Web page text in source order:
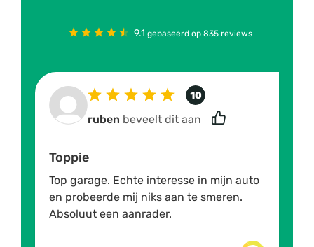
9.1 gebaseerd op 835 reviews
10
ruben beveelt dit aan
Toppie
Top garage. Echte interesse in mijn auto
en probeerde mij niks aan te smeren.
Absoluut een aanrader.